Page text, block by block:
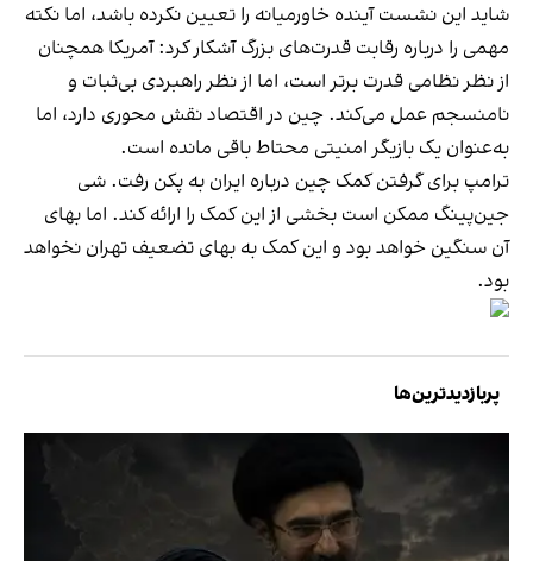
شاید این نشست آینده خاورمیانه را تعیین نکرده باشد، اما نکته
مهمی را درباره رقابت قدرت‌های بزرگ آشکار کرد: آمریکا همچنان
از نظر نظامی قدرت برتر است، اما از نظر راهبردی بی‌ثبات و
نامنسجم عمل می‌کند. چین در اقتصاد نقش محوری دارد، اما
به‌عنوان یک بازیگر امنیتی محتاط باقی مانده است.
ترامپ برای گرفتن کمک چین درباره ایران به پکن رفت. شی
جین‌پینگ ممکن است بخشی از این کمک را ارائه کند. اما بهای
آن سنگین خواهد بود و این کمک به بهای تضعیف تهران نخواهد
بود.
پربازدیدترین‌ها